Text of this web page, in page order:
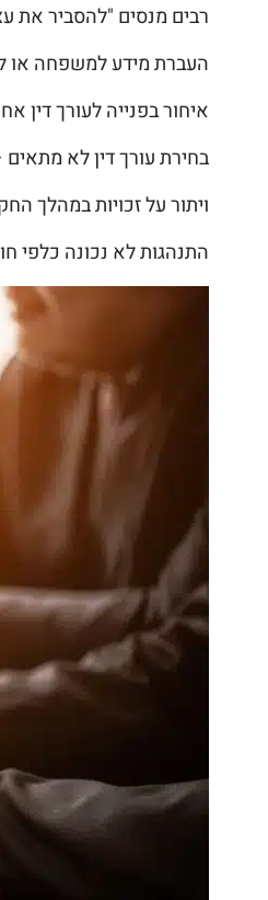
רבים מנסים "להסביר את
העברת מידע למשפחה או
איחור בפנייה לעורך דין
בחירת עורך דין לא מתאים
ויתור על זכויות במהלך
התנהגות לא נכונה כלפי